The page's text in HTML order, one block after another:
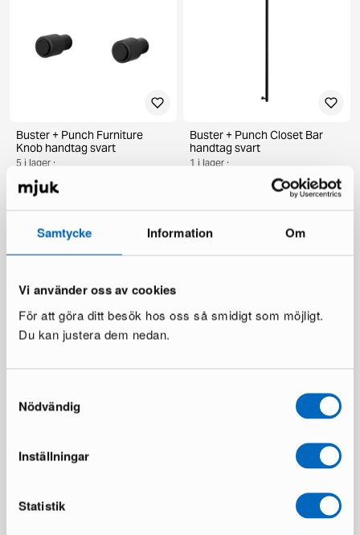
Samtycke Information Om
Vi använder oss av cookies
För att göra ditt besök hos oss så smidigt som möjligt.
Du kan justera dem nedan.
Nödvändig
Inställningar
Statistik
Buster + Punch Furniture
Knob handtag svart
5 i lager ·
35 € 60 €
Buster + Punch Closet Bar
handtag svart
1 i lager ·
39 €